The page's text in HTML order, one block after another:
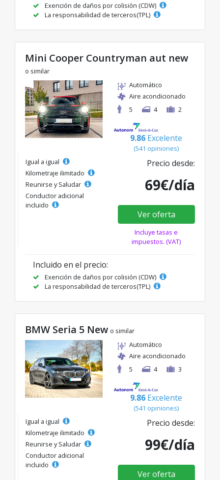
Exención de daños por colisión (CDW)
La responsabilidad de terceros(TPL)
Mini Cooper Countryman aut new
o similar
Automático
Aire acondicionado
5
4 2
9.86 Excelente
(541 opiniones)
Igual a igual
Kilometraje ilimitado
Reunirse y Saludar
Conductor adicional
incluido
Precio desde:
69€/día
Ver oferta
Incluye tasas e
impuestos. (VAT)
Incluido en el precio:
Exención de daños por colisión (CDW)
La responsabilidad de terceros(TPL)
BMW Seria 5 New o similar
Automático
Aire acondicionado
5
4 3
9.86 Excelente
(541 opiniones)
Igual a igual
Kilometraje ilimitado
Reunirse y Saludar
Conductor adicional
incluido
Precio desde:
99€/día
Ver oferta